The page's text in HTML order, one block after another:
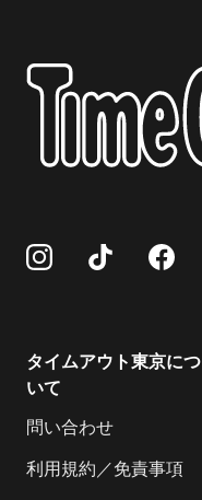
タイムアウト東京につ
いて
問い合わせ
利用規約／免責事項